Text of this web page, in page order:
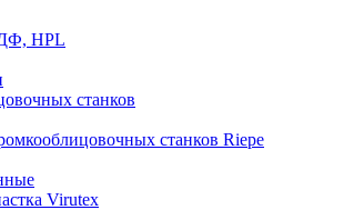
HPL
станков
станков Riepe
Virutex